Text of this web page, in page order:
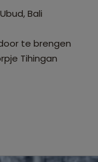
Bali
te brengen
Tihingan